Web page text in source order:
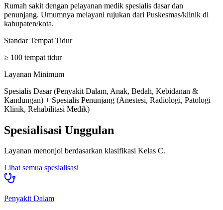
Rumah sakit dengan pelayanan medik spesialis dasar dan
penunjang. Umumnya melayani rujukan dari Puskesmas/klinik di
kabupaten/kota.
Standar Tempat Tidur
≥ 100 tempat tidur
Layanan Minimum
Spesialis Dasar (Penyakit Dalam, Anak, Bedah, Kebidanan &
Kandungan) + Spesialis Penunjang (Anestesi, Radiologi, Patologi
Klinik, Rehabilitasi Medik)
Spesialisasi Unggulan
Layanan menonjol berdasarkan klasifikasi Kelas C.
Lihat semua spesialisasi
Penyakit Dalam